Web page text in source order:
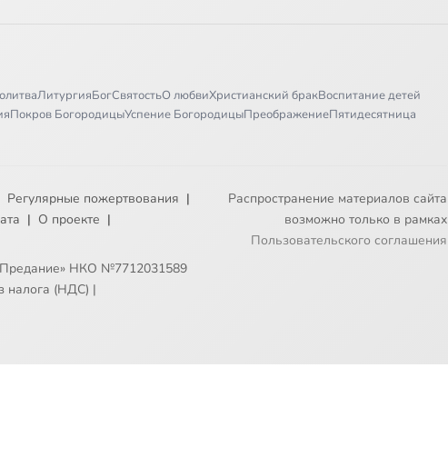
ЛитургияБогСвятостьО любвиХристианский бракВоспитание детей
Покров БогородицыУспение БогородицыПреображениеПятидесятница
Регулярные пожертвования |
| О проекте |
НКО №7712031589
налога (НДС) |
Распространение материалов сайта
возможно только в рамках
Пользовательского соглашения